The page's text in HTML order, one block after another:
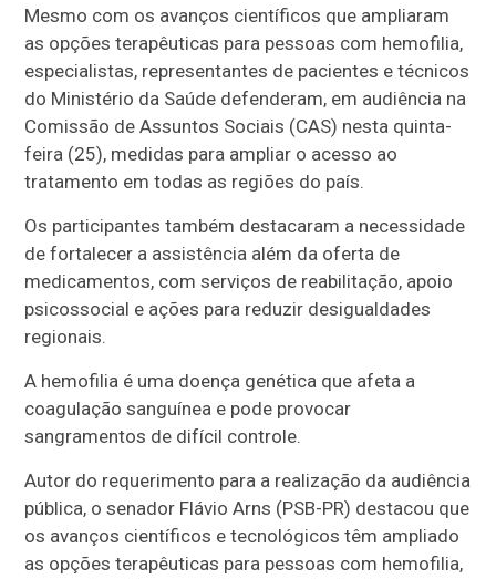
Mesmo com os avanços científicos que ampliaram
as opções terapêuticas para pessoas com hemofilia,
especialistas, representantes de pacientes e técnicos
do Ministério da Saúde defenderam, em audiência na
Comissão de Assuntos Sociais (CAS) nesta quinta-
feira (25), medidas para ampliar o acesso ao
tratamento em todas as regiões do país.
Os participantes também destacaram a necessidade
de fortalecer a assistência além da oferta de
medicamentos, com serviços de reabilitação, apoio
psicossocial e ações para reduzir desigualdades
regionais.
A hemofilia é uma doença genética que afeta a
coagulação sanguínea e pode provocar
sangramentos de difícil controle.
Autor do requerimento para a realização da audiência
pública, o senador Flávio Arns (PSB-PR) destacou que
os avanços científicos e tecnológicos têm ampliado
as opções terapêuticas para pessoas com hemofilia,